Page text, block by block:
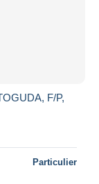
F/P,
Particulier